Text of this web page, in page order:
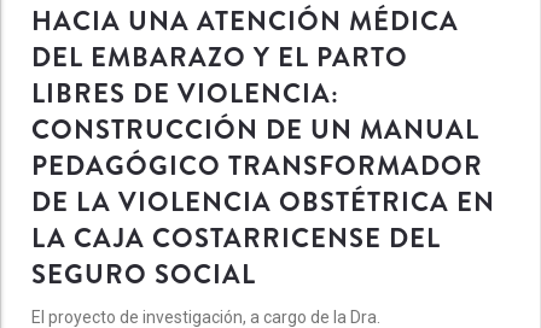
HACIA UNA ATENCIÓN MÉDICA
DEL EMBARAZO Y EL PARTO
LIBRES DE VIOLENCIA:
CONSTRUCCIÓN DE UN MANUAL
PEDAGÓGICO TRANSFORMADOR
DE LA VIOLENCIA OBSTÉTRICA EN
LA CAJA COSTARRICENSE DEL
SEGURO SOCIAL
El proyecto de investigación, a cargo de la Dra.